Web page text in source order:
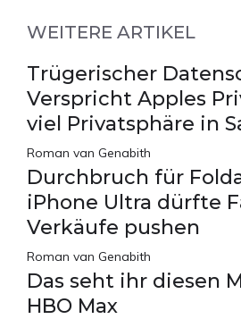
WEITERE ARTIKEL
Trügerischer
Verspricht Apples
viel Privatsphäre in
Roman van Genabith
Durchbruch für
iPhone Ultra dürfte
Verkäufe pushen
Roman van Genabith
Das seht ihr diesen
HBO Max